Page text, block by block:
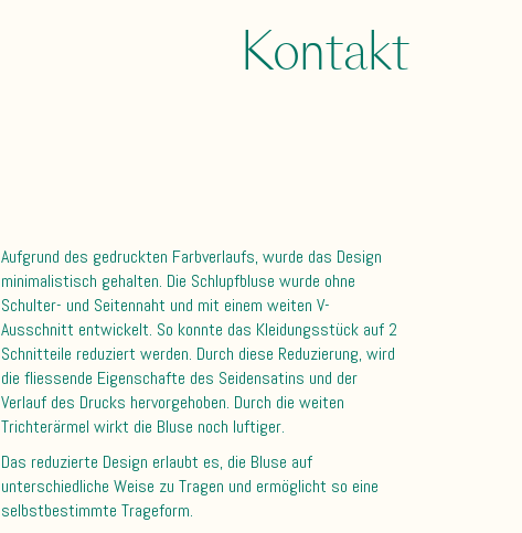
Kontakt
Aufgrund des gedruckten Farbverlaufs, wurde das Design
minimalistisch gehalten. Die Schlupfbluse wurde ohne
Schulter- und Seitennaht und mit einem weiten V-
Ausschnitt entwickelt. So konnte das Kleidungsstück auf 2
Schnitteile reduziert werden. Durch diese Reduzierung, wird
die fliessende Eigenschafte des Seidensatins und der
Verlauf des Drucks hervorgehoben. Durch die weiten
Trichterärmel wirkt die Bluse noch luftiger.
Das reduzierte Design erlaubt es, die Bluse auf
unterschiedliche Weise zu Tragen und ermöglicht so eine
selbstbestimmte Trageform.